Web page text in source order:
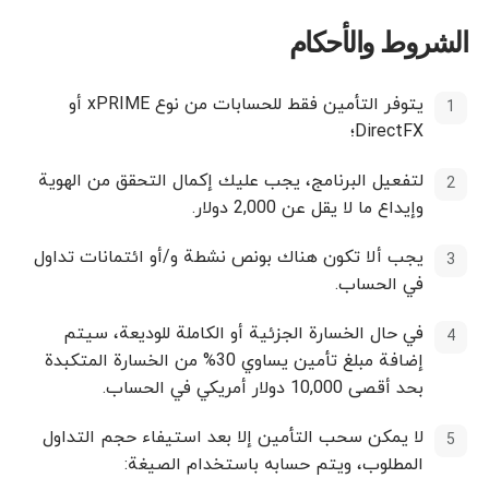
الشروط والأحكام
يتوفر التأمين فقط للحسابات من نوع xPRIME أو
DirectFX؛
لتفعيل البرنامج، يجب عليك إكمال التحقق من الهوية
وإيداع ما لا يقل عن 2,000 دولار.
يجب ألا تكون هناك بونص نشطة و/أو ائتمانات تداول
في الحساب.
في حال الخسارة الجزئية أو الكاملة للوديعة، سيتم
إضافة مبلغ تأمين يساوي 30% من الخسارة المتكبدة
بحد أقصى 10,000 دولار أمريكي في الحساب.
لا يمكن سحب التأمين إلا بعد استيفاء حجم التداول
المطلوب، ويتم حسابه باستخدام الصيغة: